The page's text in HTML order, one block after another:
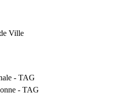
Ville
- TAG
- TAG